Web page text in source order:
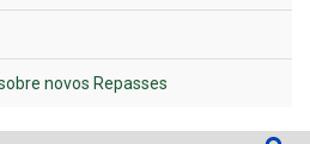
novos Repasses